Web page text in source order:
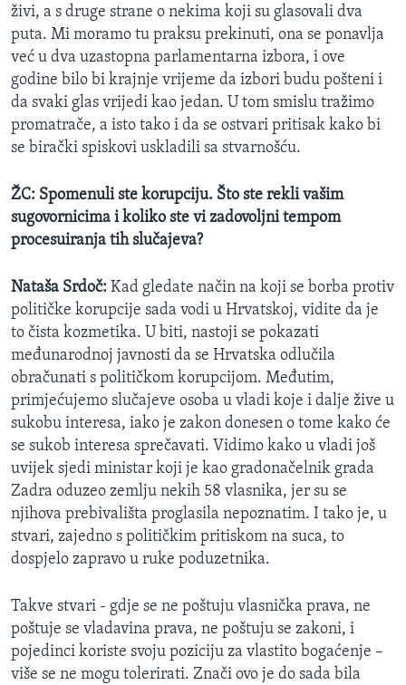
živi, a s druge strane o nekima koji su glasovali dva
puta. Mi moramo tu praksu prekinuti, ona se ponavlja
već u dva uzastopna parlamentarna izbora, i ove
godine bilo bi krajnje vrijeme da izbori budu pošteni i
da svaki glas vrijedi kao jedan. U tom smislu tražimo
promatrače, a isto tako i da se ostvari pritisak kako bi
se birački spiskovi uskladili sa stvarnošću.
ŽC: Spomenuli ste korupciju. Što ste rekli vašim
sugovornicima i koliko ste vi zadovoljni tempom
procesuiranja tih slučajeva?
Nataša Srdoč: Kad gledate način na koji se borba protiv
političke korupcije sada vodi u Hrvatskoj, vidite da je
to čista kozmetika. U biti, nastoji se pokazati
međunarodnoj javnosti da se Hrvatska odlučila
obračunati s političkom korupcijom. Međutim,
primjećujemo slučajeve osoba u vladi koje i dalje žive u
sukobu interesa, iako je zakon donesen o tome kako će
se sukob interesa sprečavati. Vidimo kako u vladi još
uvijek sjedi ministar koji je kao gradonačelnik grada
Zadra oduzeo zemlju nekih 58 vlasnika, jer su se
njihova prebivališta proglasila nepoznatim. I tako je, u
stvari, zajedno s političkim pritiskom na suca, to
dospjelo zapravo u ruke poduzetnika.
Takve stvari - gdje se ne poštuju vlasnička prava, ne
poštuje se vladavina prava, ne poštuju se zakoni, i
pojedinci koriste svoju poziciju za vlastito bogaćenje –
više se ne mogu tolerirati. Znači ovo je do sada bila